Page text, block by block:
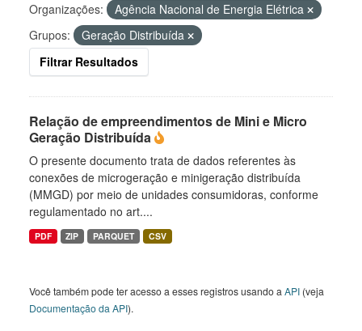
Organizações:
Agência Nacional de Energia Elétrica
Grupos:
Geração Distribuída
Filtrar Resultados
Relação de empreendimentos de Mini e Micro
Geração Distribuída
O presente documento trata de dados referentes às
conexões de microgeração e minigeração distribuída
(MMGD) por meio de unidades consumidoras, conforme
regulamentado no art....
PDF ZIP PARQUET CSV
Você também pode ter acesso a esses registros usando a API (veja
Documentação da API).